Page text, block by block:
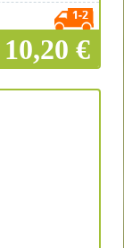
10,20 €